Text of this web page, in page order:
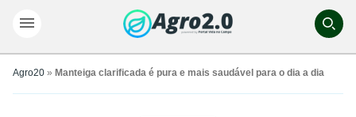
Agro20 » Manteiga clarificada é pura e mais saudável para o dia a dia